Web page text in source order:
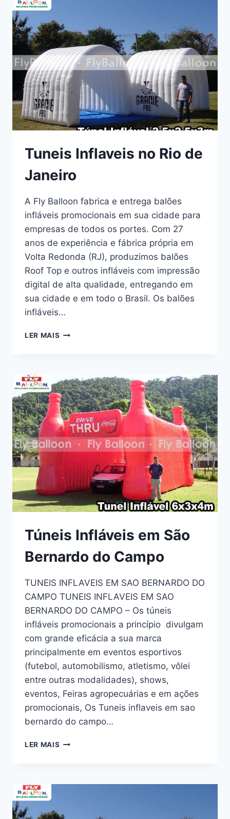
Tuneis Inflaveis no Rio de
Janeiro
A Fly Balloon fabrica e entrega balões
infláveis promocionais em sua cidade para
empresas de todos os portes. Com 27
anos de experiência e fábrica própria em
Volta Redonda (RJ), produzimos balões
Roof Top e outros infláveis com impressão
digital de alta qualidade, entregando em
sua cidade e em todo o Brasil. Os balões
infláveis…
LER MAIS TUNEIS
JANEIRO
Túneis Infláveis em São
Bernardo do Campo
TUNEIS INFLAVEIS EM SAO BERNARDO DO
CAMPO TUNEIS INFLAVEIS EM SAO
BERNARDO DO CAMPO – Os túneis
infláveis promocionais a princípio divulgam
com grande eficácia a sua marca
principalmente em eventos esportivos
(futebol, automobilismo, atletismo, vôlei
entre outras modalidades), shows,
eventos, Feiras agropecuárias e em ações
promocionais, Os Tuneis inflaveis em sao
bernardo do campo…
LER MAIS TÚNEIS
BERNARDO